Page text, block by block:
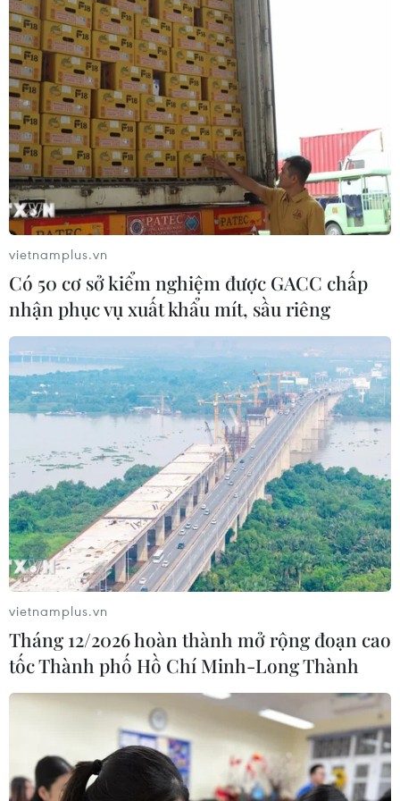
có liên quan đến giáo phái Shincheonji (Tân Thiên Địa),
đã đóng cửa và khử trùng 188 điểm.
Hàn Quốc có ca tử vong thứ 10, số người
nhiễm COVID-19 tăng lên 977
25/02/2020 08:36
Số ca nhiễm chủng mới của virus corona (SARS CoV-2)
tại Hàn Quốc vừa tăng thêm 84 trường hợp, nâng tổng
số người nhiễm bệnh tại nước này lên 977.
vietnamplus.vn
Có 50 cơ sở kiểm nghiệm được GACC chấp
nhận phục vụ xuất khẩu mít, sầu riêng
vietnamplus.vn
Tháng 12/2026 hoàn thành mở rộng đoạn cao
tốc Thành phố Hồ Chí Minh-Long Thành